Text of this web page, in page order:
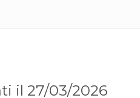
il 27/03/2026